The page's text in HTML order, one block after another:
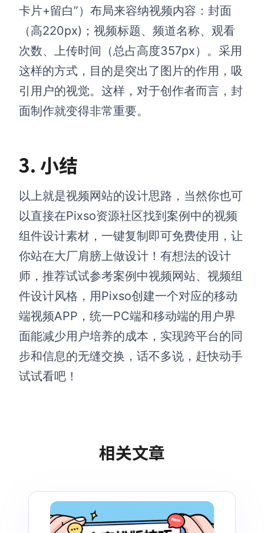
卡片+留白”）布局来容纳视频内容：封面
（高220px)；视频标题、频道名称、观看
次数、上传时间（总占高度357px）。采用
这样的方式，目的是突出了图片的作用，吸
引用户的视觉。这样，对于创作者而言，封
面制作就变得非常重要。
3. 小结
以上就是视频网站的设计思路，当然你也可
以直接在Pixso资源社区找到案例中的视频
组件设计素材，一键复制即可免费使用，让
你站在大厂肩膀上做设计！有想法的设计
师，推荐试试参考案例中视频网站、视频组
件设计风格，用Pixso创建一个对应的移动
端视频APP，统一PC端和移动端的用户界
面能减少用户培养的成本，实现跨平台的同
步和信息的无缝交换，话不多说，赶快动手
试试看吧！
相关文章